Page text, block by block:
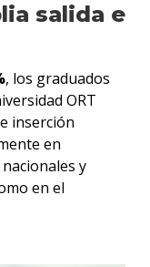
salida e
, los graduados
ORT
inserción
en
y
en el